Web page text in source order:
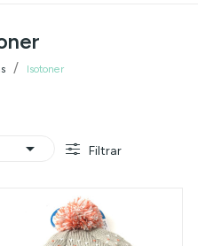
Isotoner
 Filtrar